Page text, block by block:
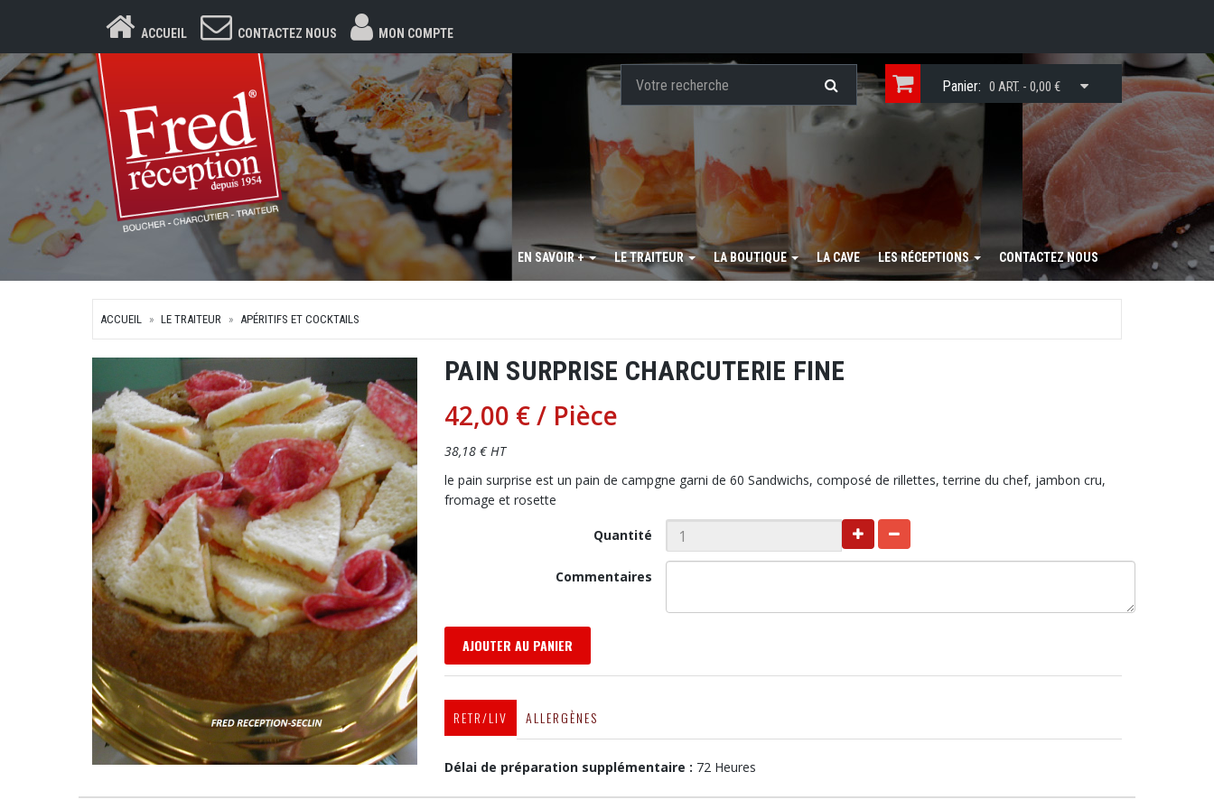
ACCUEIL CONTACTEZ NOUS MON COMPTE
Panier: 0 ART. - 0,00 €
EN SAVOIR + LE TRAITEUR LA BOUTIQUE LA CAVE LES RÉCEPTIONS CONTACTEZ NOUS
ACCUEIL LE TRAITEUR APÉRITIFS ET COCKTAILS
PAIN SURPRISE CHARCUTERIE FINE
42,00 €/ Pièce
38,18 € HT
le pain surprise est un pain de campgne garni de 60 Sandwichs, composé de rillettes, terrine du chef, jambon cru,
fromage et rosette
Quantité
Commentaires
AJOUTER AU PANIER
RETR/LIV ALLERGÈNES
Délai de préparation supplémentaire : 72 Heures